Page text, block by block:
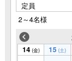
定員
2～4名様
14 (金) 15 (土)